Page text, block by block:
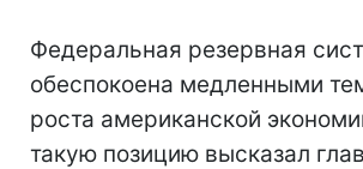
Федеральная резервная
обеспокоена медленными
роста американской
такую позицию высказал